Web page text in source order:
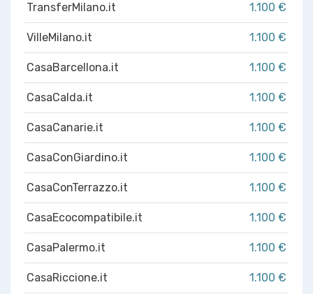
TransferMilano.it 1.100 €
VilleMilano.it 1.100 €
CasaBarcellona.it 1.100 €
CasaCalda.it 1.100 €
CasaCanarie.it 1.100 €
CasaConGiardino.it 1.100 €
CasaConTerrazzo.it 1.100 €
CasaEcocompatibile.it 1.100 €
CasaPalermo.it 1.100 €
CasaRiccione.it 1.100 €